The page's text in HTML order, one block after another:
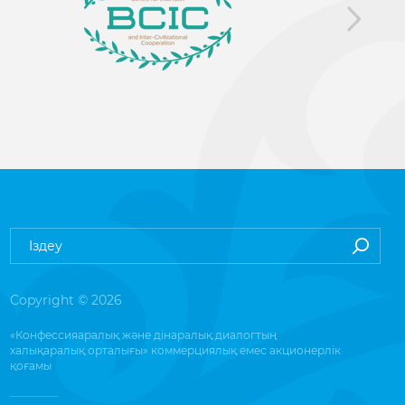
Copyright © 2026
«Конфессияаралық және дінаралық диалогтың
халықаралық орталығы» коммерциялық емес акционерлік
қоғамы